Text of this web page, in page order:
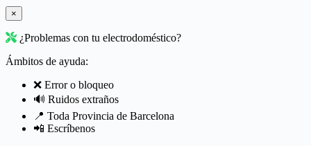
×
¿Problemas con tu electrodoméstico?
Ámbitos de ayuda:
❌ Error o bloqueo
🔊 Ruidos extraños
📍 Toda Provincia de Barcelona
📲 Escríbenos